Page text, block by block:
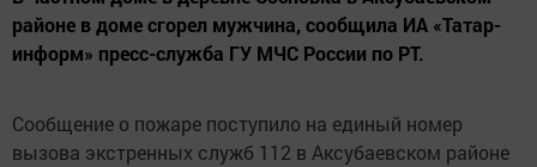
районе в доме сгорел мужчина, сообщила ИА «Татар-
информ» пресс-служба ГУ МЧС России по РТ.
Сообщение о пожаре поступило на единый номер
вызова экстренных служб 112 в Аксубаевском районе